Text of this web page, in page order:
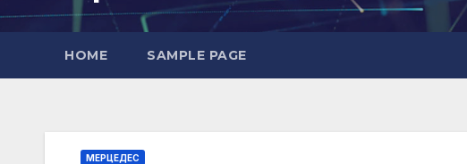
HOME SAMPLE PAGE
МЕРЦЕДЕС